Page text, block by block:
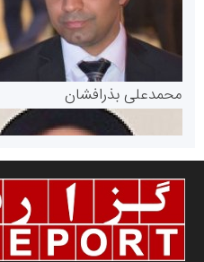
پایگاه خبری گفتمان یزد
سازمان صنعت،معدن و تجارت
محمدعلی بذرافشان